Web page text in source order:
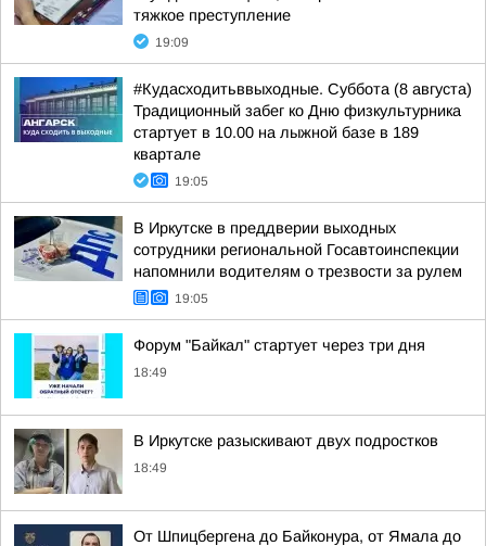
тяжкое преступление
19:09
#Кудасходитьввыходные. Суббота (8 августа)
Традиционный забег ко Дню физкультурника
стартует в 10.00 на лыжной базе в 189
квартале
19:05
В Иркутске в преддверии выходных
сотрудники региональной Госавтоинспекции
напомнили водителям о трезвости за рулем
19:05
Форум "Байкал" стартует через три дня
18:49
В Иркутске разыскивают двух подростков
18:49
От Шпицбергена до Байконура, от Ямала до